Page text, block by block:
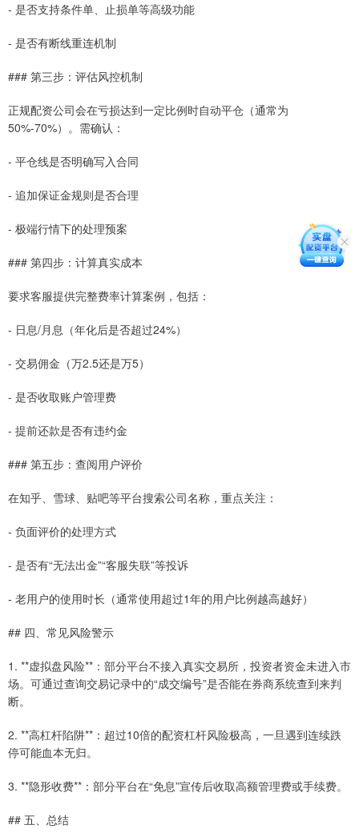
- 是否支持条件单、止损单等高级功能
- 是否有断线重连机制
### 第三步：评估风控机制
正规配资公司会在亏损达到一定比例时自动平仓（通常为
50%-70%）。需确认：
- 平仓线是否明确写入合同
- 追加保证金规则是否合理
- 极端行情下的处理预案
### 第四步：计算真实成本
要求客服提供完整费率计算案例，包括：
- 日息/月息（年化后是否超过24%）
- 交易佣金（万2.5还是万5）
- 是否收取账户管理费
- 提前还款是否有违约金
### 第五步：查阅用户评价
在知乎、雪球、贴吧等平台搜索公司名称，重点关注：
- 负面评价的处理方式
- 是否有“无法出金”“客服失联”等投诉
- 老用户的使用时长（通常使用超过1年的用户比例越高越好）
## 四、常见风险警示
1. **虚拟盘风险**：部分平台不接入真实交易所，投资者资金未进入市
场。可通过查询交易记录中的“成交编号”是否能在券商系统查到来判
断。
2. **高杠杆陷阱**：超过10倍的配资杠杆风险极高，一旦遇到连续跌
停可能血本无归。
3. **隐形收费**：部分平台在“免息”宣传后收取高额管理费或手续费。
## 五、总结